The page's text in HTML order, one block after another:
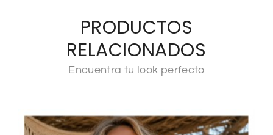
PRODUCTOS
RELACIONADOS
Encuentra tu look perfecto